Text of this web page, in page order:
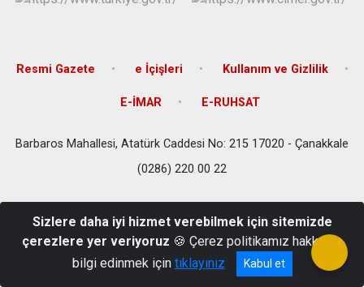
Resmi Gazete e İçişleri Kullanım ve Gizlilik
E-İMAR E-RUHSAT
Barbaros Mahallesi, Atatürk Caddesi No: 215 17020 - Çanakkale
(0286) 220 00 22
Sizlere daha iyi hizmet verebilmek için sitemizde
çerezlere yer veriyoruz 🍪 Çerez politikamız hakkında
bilgi edinmek için tıklayınız Kabul et